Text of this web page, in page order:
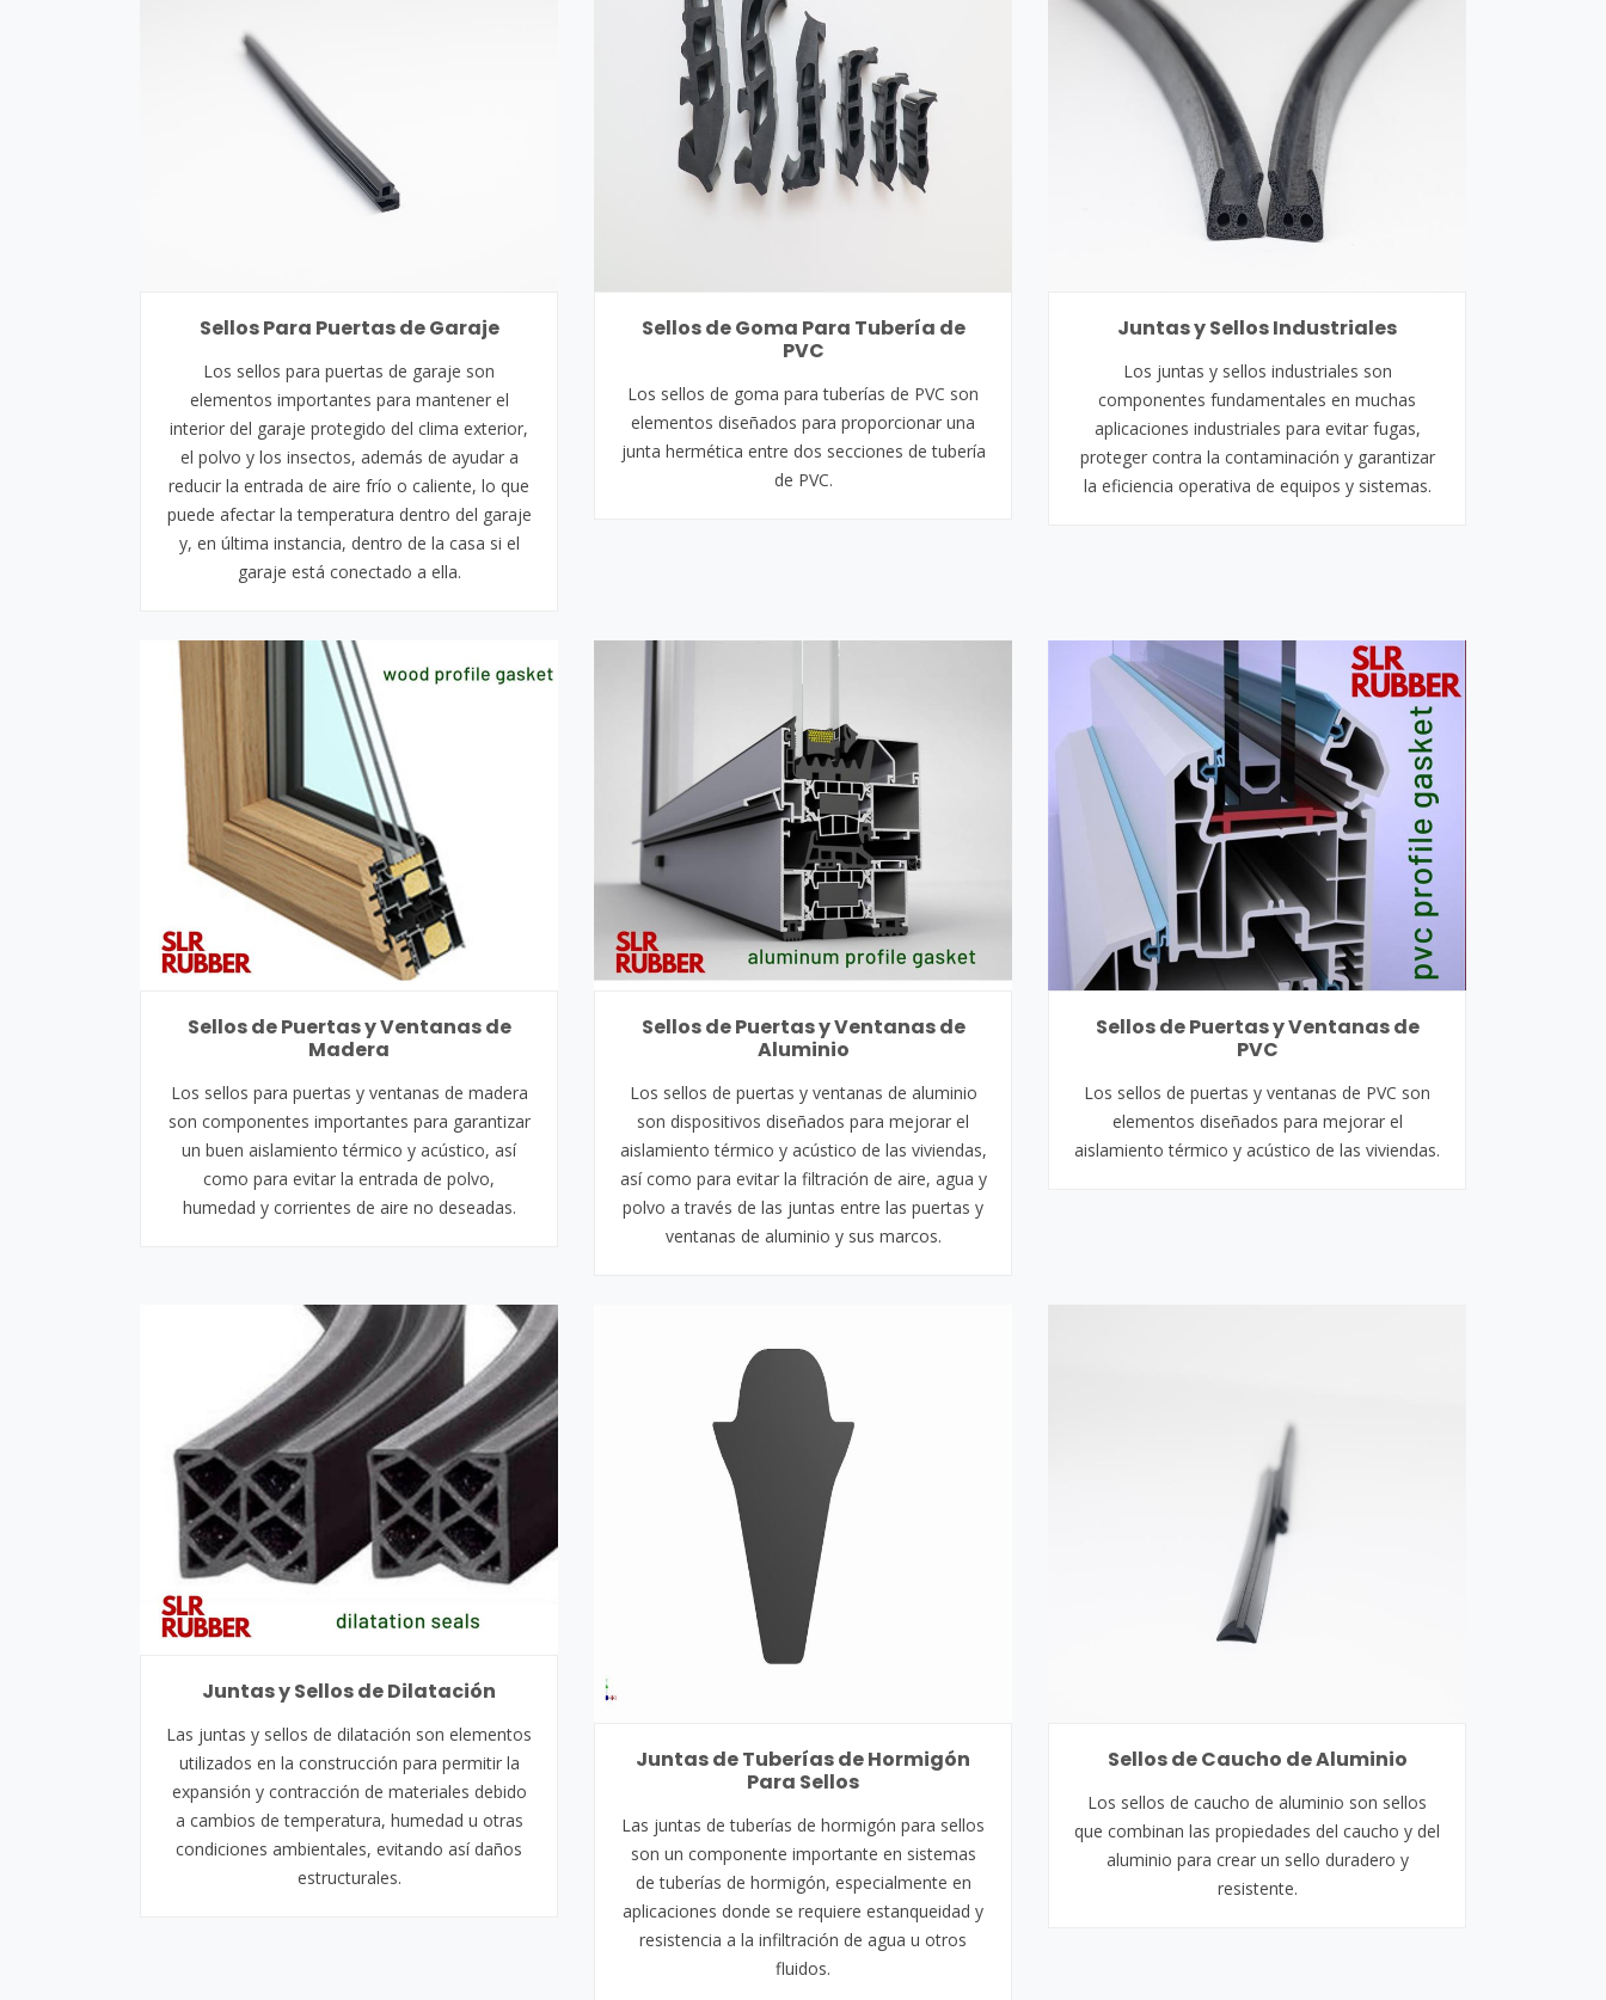
Sellos Para Puertas de Garaje
Los sellos para puertas de garaje son
elementos importantes para mantener el
interior del garaje protegido del clima exterior,
el polvo y los insectos, además de ayudar a
reducir la entrada de aire frío o caliente, lo que
puede afectar la temperatura dentro del garaje
y, en última instancia, dentro de la casa si el
garaje está conectado a ella.
Sellos de Goma Para Tubería de
PVC
Los sellos de goma para tuberías de PVC son
elementos diseñados para proporcionar una
junta hermética entre dos secciones de tubería
de PVC.
Juntas y Sellos Industriales
Los juntas y sellos industriales son
componentes fundamentales en muchas
aplicaciones industriales para evitar fugas,
proteger contra la contaminación y garantizar
la eficiencia operativa de equipos y sistemas.
Sellos de Puertas y Ventanas de
Madera
Los sellos para puertas y ventanas de madera
son componentes importantes para garantizar
un buen aislamiento térmico y acústico, así
como para evitar la entrada de polvo,
humedad y corrientes de aire no deseadas.
Sellos de Puertas y Ventanas de
Aluminio
Los sellos de puertas y ventanas de aluminio
son dispositivos diseñados para mejorar el
aislamiento térmico y acústico de las viviendas,
así como para evitar la filtración de aire, agua y
polvo a través de las juntas entre las puertas y
ventanas de aluminio y sus marcos.
Sellos de Puertas y Ventanas de
PVC
Los sellos de puertas y ventanas de PVC son
elementos diseñados para mejorar el
aislamiento térmico y acústico de las viviendas.
Juntas y Sellos de Dilatación
Las juntas y sellos de dilatación son elementos
utilizados en la construcción para permitir la
expansión y contracción de materiales debido
a cambios de temperatura, humedad u otras
condiciones ambientales, evitando así daños
estructurales.
Juntas de Tuberías de Hormigón
Para Sellos
Las juntas de tuberías de hormigón para sellos
son un componente importante en sistemas
de tuberías de hormigón, especialmente en
aplicaciones donde se requiere estanqueidad y
resistencia a la infiltración de agua u otros
fluidos.
Sellos de Caucho de Aluminio
Los sellos de caucho de aluminio son sellos
que combinan las propiedades del caucho y del
aluminio para crear un sello duradero y
resistente.